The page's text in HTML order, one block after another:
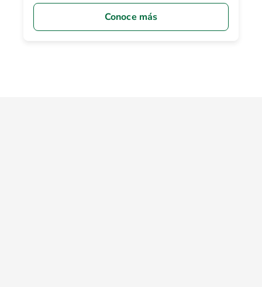
Conoce más